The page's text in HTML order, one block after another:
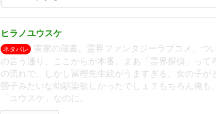
ヒラノユウスケ
ネタバレ
実家の蔵書。霊界ファンタジーラブコメ、つ
の言う通り、ここからが本番。まあ「霊界探偵」って
の流れで。しかし冨樫先生絵がうますぎる。女の子が
螢子みたいな幼馴染欲しかったでしょ？もちろん俺も
「ユウスケ」なのに。